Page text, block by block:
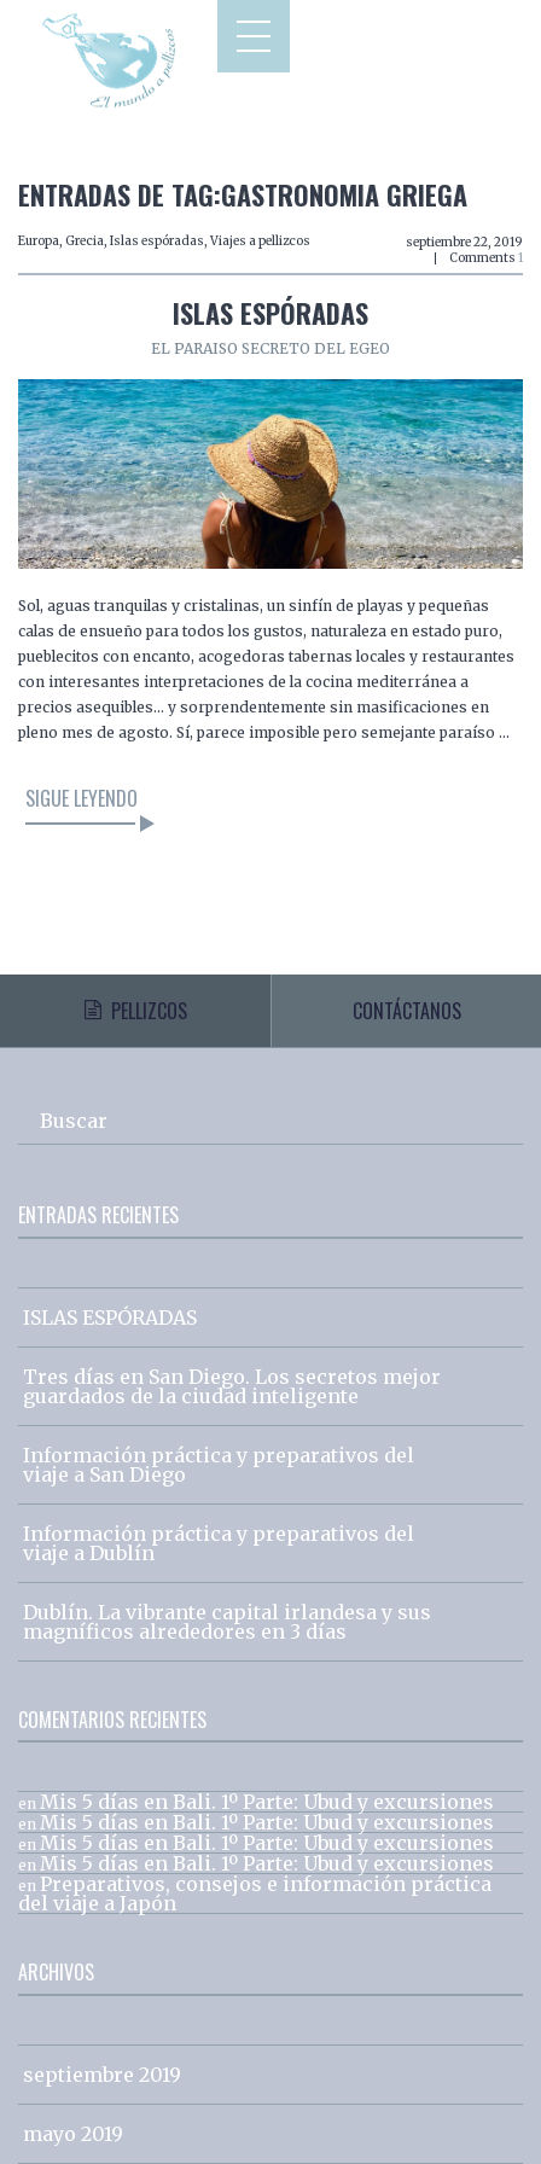
ENTRADAS DE TAG:GASTRONOMIA GRIEGA
Europa, Grecia, Islas espóradas, Viajes a pellizcos
septiembre 22, 2019
Comments 1
ISLAS ESPÓRADAS
EL PARAISO SECRETO DEL EGEO
Sol, aguas tranquilas y cristalinas, un sinfín de playas y pequeñas
calas de ensueño para todos los gustos, naturaleza en estado puro,
pueblecitos con encanto, acogedoras tabernas locales y restaurantes
con interesantes interpretaciones de la cocina mediterránea a
precios asequibles… y sorprendentemente sin masificaciones en
pleno mes de agosto. Sí, parece imposible pero semejante paraíso …
SIGUE LEYENDO
PELLIZCOS CONTÁCTANOS
Buscar
ENTRADAS RECIENTES
ISLAS ESPÓRADAS
Tres días en San Diego. Los secretos mejor
guardados de la ciudad inteligente
Información práctica y preparativos del
viaje a San Diego
Información práctica y preparativos del
viaje a Dublín
Dublín. La vibrante capital irlandesa y sus
magníficos alrededores en 3 días
COMENTARIOS RECIENTES
en Mis 5 días en Bali. 1º Parte: Ubud y excursiones
en Mis 5 días en Bali. 1º Parte: Ubud y excursiones
en Mis 5 días en Bali. 1º Parte: Ubud y excursiones
en Mis 5 días en Bali. 1º Parte: Ubud y excursiones
en Preparativos, consejos e información práctica
del viaje a Japón
ARCHIVOS
septiembre 2019
mayo 2019